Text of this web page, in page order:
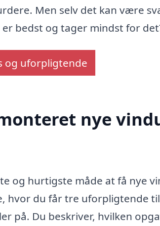
Men selv det kan være
bedst og tager mindst for
og uforpligtende
nye
og hurtigste måde at få nye
hvor du får tre uforpligtende
på. Du beskriver, hvilken